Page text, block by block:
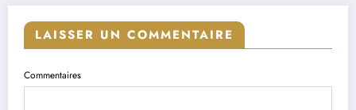
LAISSER UN COMMENTAIRE
Commentaires